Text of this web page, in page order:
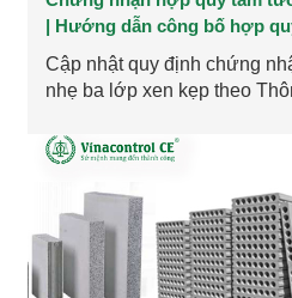
| Hướng dẫn công bố hợp
Cập nhật quy định chứng
nhẹ ba lớp xen kẹp theo